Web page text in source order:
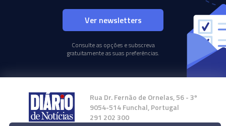
Ver newsletters
Consulte as opções e subscreva
gratuitamente as suas preferências.
Rua Dr. Fernão de Ornelas, 56 - 3º
9054-514 Funchal, Portugal
291 202 300